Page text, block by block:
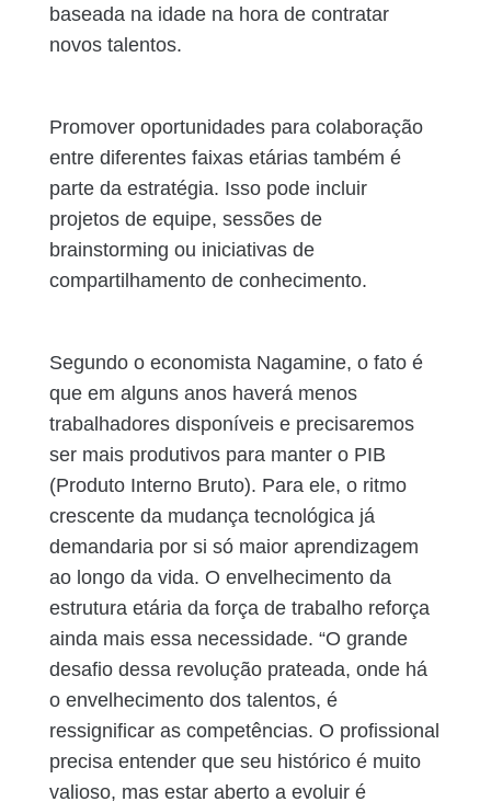
baseada na idade na hora de contratar
novos talentos.
Promover oportunidades para colaboração
entre diferentes faixas etárias também é
parte da estratégia. Isso pode incluir
projetos de equipe, sessões de
brainstorming ou iniciativas de
compartilhamento de conhecimento.
Segundo o economista Nagamine, o fato é
que em alguns anos haverá menos
trabalhadores disponíveis e precisaremos
ser mais produtivos para manter o PIB
(Produto Interno Bruto). Para ele, o ritmo
crescente da mudança tecnológica já
demandaria por si só maior aprendizagem
ao longo da vida. O envelhecimento da
estrutura etária da força de trabalho reforça
ainda mais essa necessidade. “O grande
desafio dessa revolução prateada, onde há
o envelhecimento dos talentos, é
ressignificar as competências. O profissional
precisa entender que seu histórico é muito
valioso, mas estar aberto a evoluir é